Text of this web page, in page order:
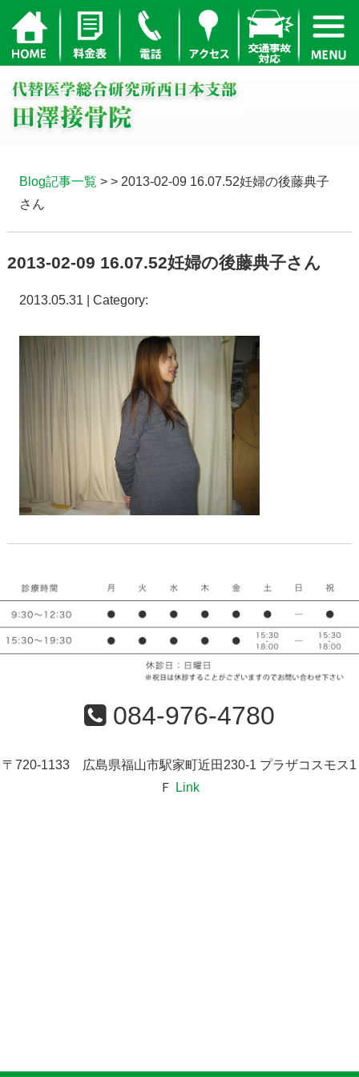
Blog記事一覧 > > 2013-02-09 16.07.52妊婦の後藤典子
さん
2013-02-09 16.07.52妊婦の後藤典子さん
2013.05.31 | Category:
084-976-4780
〒720-1133 広島県福山市駅家町近田230-1 プラザコスモス1
Ｆ
Link